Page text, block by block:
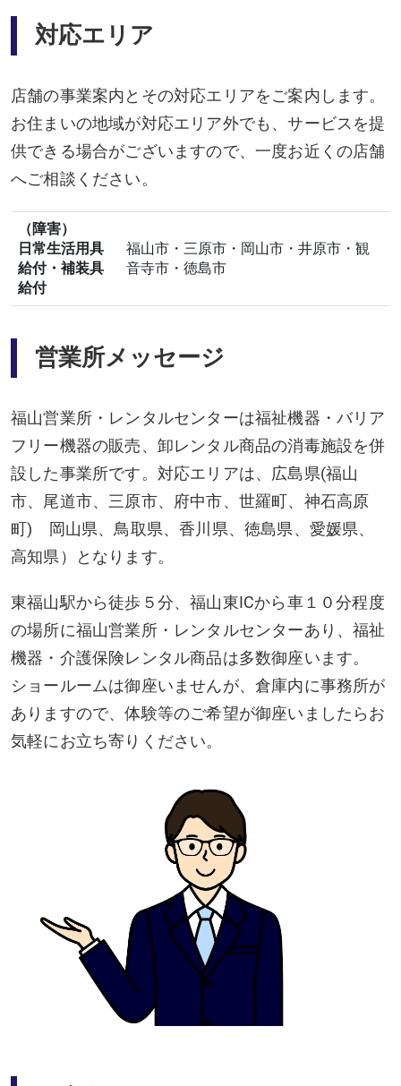
対応エリア
店舗の事業案内とその対応エリアをご案内します。
お住まいの地域が対応エリア外でも、サービスを提
供できる場合がございますので、一度お近くの店舗
へご相談ください。
（障害）
日常生活用具
給付・補装具
給付
福山市・三原市・岡山市・井原市・観
音寺市・徳島市
営業所メッセージ
福山営業所・レンタルセンターは福祉機器・バリア
フリー機器の販売、卸レンタル商品の消毒施設を併
設した事業所です。対応エリアは、広島県(福山
市、尾道市、三原市、府中市、世羅町、神石高原
町) 岡山県、鳥取県、香川県、徳島県、愛媛県、
高知県）となります。
東福山駅から徒歩５分、福山東ICから車１０分程度
の場所に福山営業所・レンタルセンターあり、福祉
機器・介護保険レンタル商品は多数御座います。
ショールームは御座いませんが、倉庫内に事務所が
ありますので、体験等のご希望が御座いましたらお
気軽にお立ち寄りください。